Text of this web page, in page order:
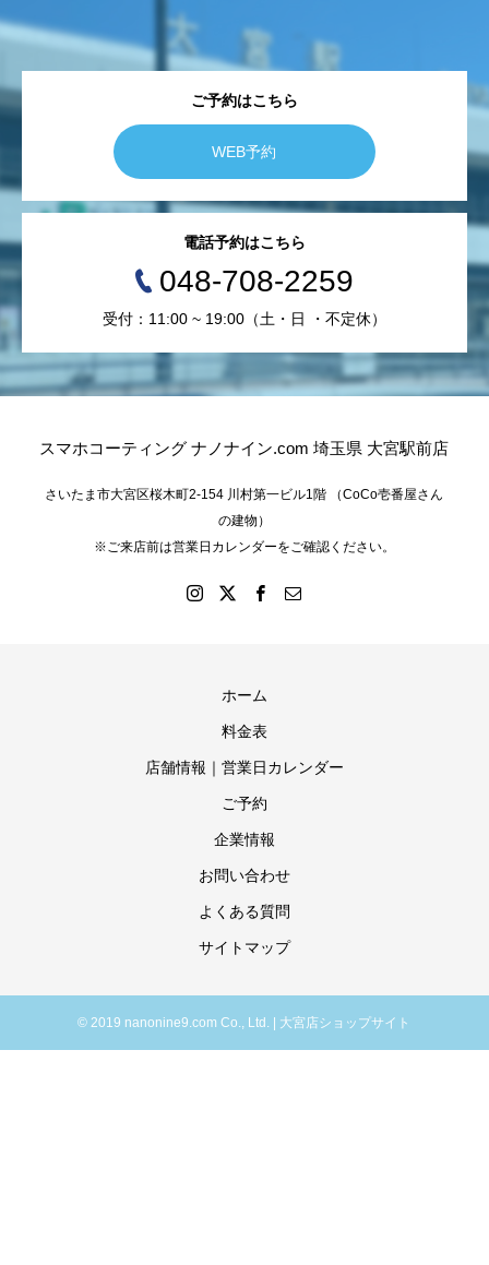
ご予約はこちら
WEB予約
電話予約はこちら
048-708-2259
受付：11:00 ~ 19:00（土・日 ・不定休）
スマホコーティング ナノナイン.com 埼玉県 大宮駅前店
さいたま市大宮区桜木町2-154 川村第一ビル1階 （CoCo壱番屋さん
の建物）
※ご来店前は営業日カレンダーをご確認ください。
ホーム
料金表
店舗情報｜営業日カレンダー
ご予約
企業情報
お問い合わせ
よくある質問
サイトマップ
© 2019 nanonine9.com Co., Ltd. | 大宮店ショップサイト